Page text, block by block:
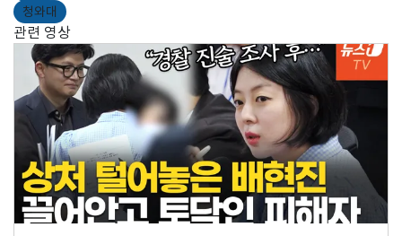
청와대
관련 영상